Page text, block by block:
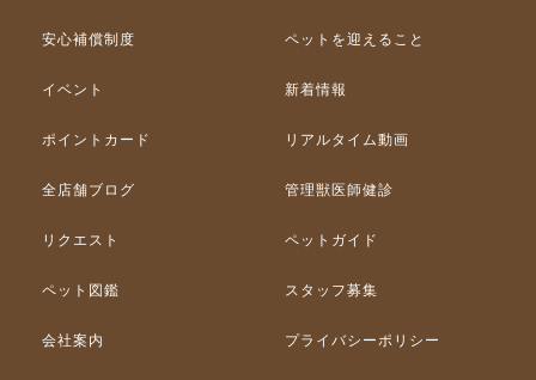
安心補償制度 ペットを迎えること
イベント 新着情報
ポイントカード リアルタイム動画
全店舗ブログ 管理獣医師健診
リクエスト ペットガイド
ペット図鑑 スタッフ募集
会社案内 プライバシーポリシー